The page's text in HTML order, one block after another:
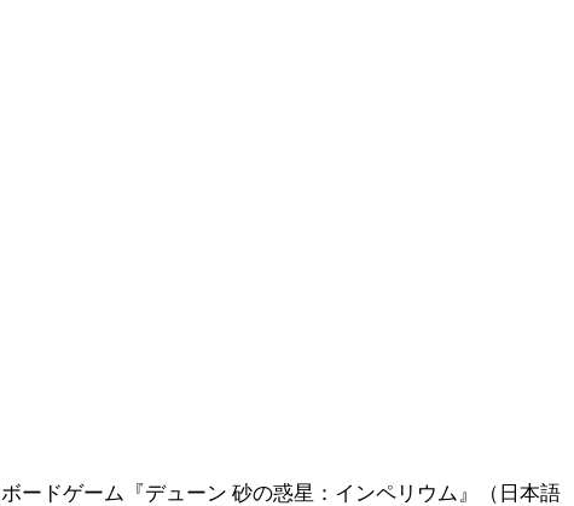
ードゲーム『デューン 砂の惑星：インペリウム』（日本語